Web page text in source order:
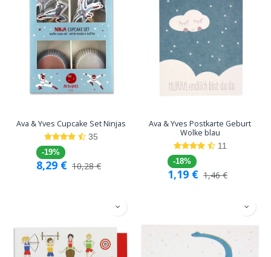
Ava & Yves Cupcake Set Ninjas
35
-19%
8,29 € 10,28€
Ava & Yves Postkarte Geburt
Wolke blau
11
-18%
1,19 € 1,46€